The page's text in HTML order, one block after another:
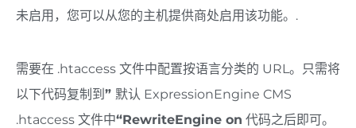
未启用，您可以从您的主机提供商处启用该功能。.
需要在 .htaccess 文件中配置按语言分类的 URL。只需将
以下代码复制到 ” 默认 ExpressionEngine CMS
.htaccess 文件中“RewriteEngine on 代码之后即可。